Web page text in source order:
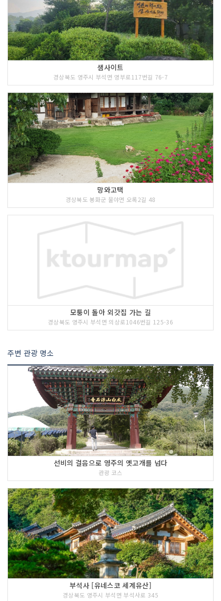
<<코스 설명>>
소수박물관은 유교와 관련된 전통문화 유
산을 체계화하고, 우리 나라 최초의 사액
서원으로 유교의 이상을 간직한 소수서원
을 통하여 민족 정신의 뿌리를 찾아가는
민족문화의 전당이다. 이곳은 조선유학의
메카답게 서원과 관련한 귀중한 문화유산
과 유학의 전말을 눈으로 체험해 볼 수 있
는 국내 유일의 유교박물관이다. 소수박
물관은 2004년 9월 22일 개관을 시작으
로 영주의 귀중한 유물과 유적을 체계적
으로 보존하고 전시함으로써 지역문화의
활성화와 생동감 있는 역사 체험을 위한
공간으로 다가갈 것이다.
<<코스 설명>>
선비촌은 우리 민족의 생활철학이 담긴
선비정신을 거양하고 사라져 가는 전통문
화를 재조명하여 윤리도덕의 붕괴와 인간
성 상실의 사회적 괴리현상을 해소시켜
보고자 충효의 현장에 재현하게 된 것이
다. 앞으로 소수서원과 연계되는 영주선
비정신의 계승과 이를 통한 올바른 가치
관 정립 그리고 역사관 확립을 위한 산교
육장으로 활용될 것이다. 선비의 생활상
을 이해하는 오감체험형전시와 참여형 이
벤트, 전통문화체험의 기회가 수시로 제
공되는 선비촌의 각종 기획프로그램에서
옛 선비들의 당시 생활상을 통해 잊혀져
가는 수준높은 전통문화를 체험하게 될
것이다.
4 코스 : 영주 무섬마을
샘사이트
경상북도 영주시 부석면 영부로117번길 76-7
망와고택
경상북도 봉화군 물야면 오록2길 48
모퉁이 돌아 외갓집 가는 길
경상북도 영주시 부석면 의상로1046번길 125-36
주변 관광 명소
선비의 걸음으로 영주의 옛고개를 넘다
관광 코스
부석사 [유네스코 세계유산]
경상북도 영주시 부석면 부석사로 345